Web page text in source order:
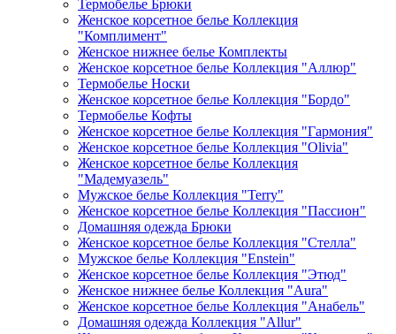
Термобелье Брюки
Женское корсетное белье Коллекция
"Комплимент"
Женское нижнее белье Комплекты
Женское корсетное белье Коллекция "Аллюр"
Термобелье Носки
Женское корсетное белье Коллекция "Бордо"
Термобелье Кофты
Женское корсетное белье Коллекция "Гармония"
Женское корсетное белье Коллекция "Olivia"
Женское корсетное белье Коллекция
"Мадемуазель"
Мужское белье Коллекция "Terry"
Женское корсетное белье Коллекция "Пассион"
Домашняя одежда Брюки
Женское корсетное белье Коллекция "Стелла"
Мужское белье Коллекция "Enstein"
Женское корсетное белье Коллекция "Этюд"
Женское нижнее белье Коллекция "Aura"
Женское корсетное белье Коллекция "Анабель"
Домашняя одежда Коллекция "Allur"